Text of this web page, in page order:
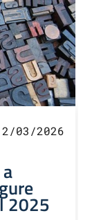
03/2026
2025